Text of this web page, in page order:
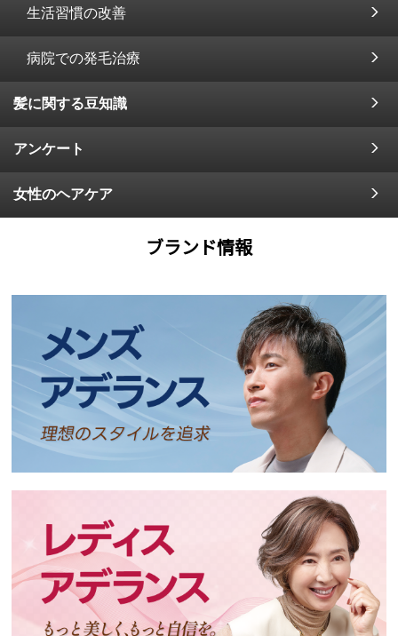
生活習慣の改善
病院での発毛治療
髪に関する豆知識
アンケート
女性のヘアケア
ブランド情報